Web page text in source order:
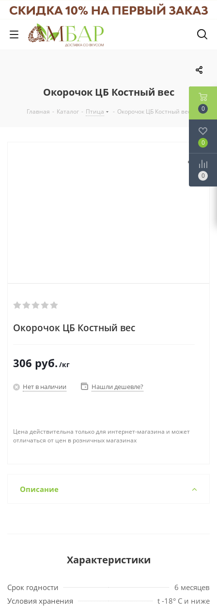
Окорочок ЦБ Костный вес
Главная - Каталог - Птица - Окорочок ЦБ Костный вес
Окорочок ЦБ Костный вес
306 руб. /кг
Нет в наличии Нашли дешевле?
Цена действительна только для интернет-магазина и может
отличаться от цен в розничных магазинах
Описание
Характеристики
Срок годности
6 месяцев
Условия хранения
t -18° С и ниже
0
0
0